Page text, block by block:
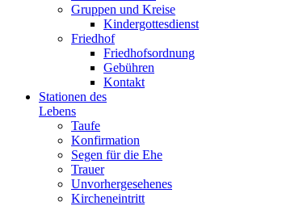
Gruppen und Kreise
Kindergottesdienst
Friedhof
Friedhofsordnung
Gebühren
Kontakt
Stationen des
Lebens
Taufe
Konfirmation
Segen für die Ehe
Trauer
Unvorhergesehenes
Kircheneintritt